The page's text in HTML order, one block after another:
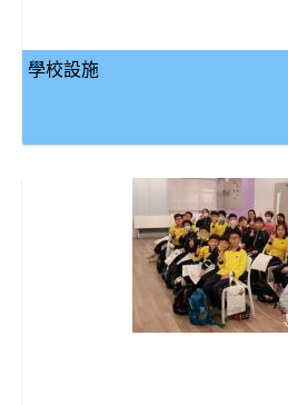
學校設施